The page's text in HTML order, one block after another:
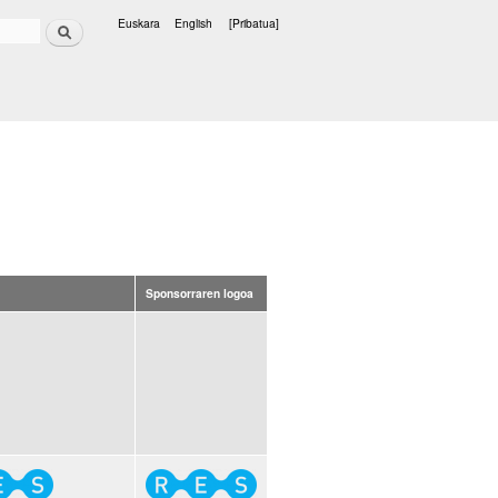
Bilatu Euskara English [Pribatua]
Sponsorraren logoa